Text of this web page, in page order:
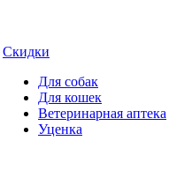
Скидки
Для собак
Для кошек
Ветеринарная аптека
Уценка